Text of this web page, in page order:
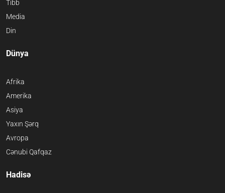
Tibb
Media
Din
Dünya
Afrika
Amerika
Asiya
Yaxın Şərq
Avropa
Cənubi Qafqaz
Hadisə